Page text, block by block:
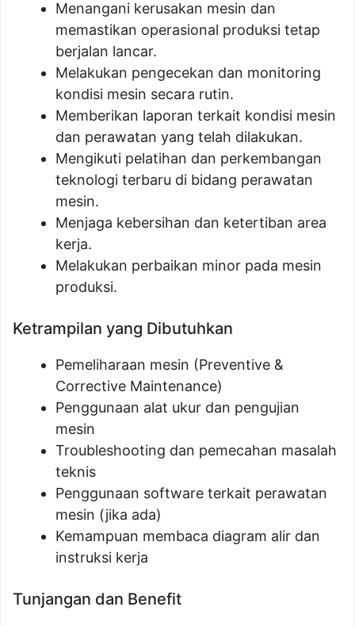
Menangani kerusakan mesin dan
memastikan operasional produksi tetap
berjalan lancar.
Melakukan pengecekan dan monitoring
kondisi mesin secara rutin.
Memberikan laporan terkait kondisi mesin
dan perawatan yang telah dilakukan.
Mengikuti pelatihan dan perkembangan
teknologi terbaru di bidang perawatan
mesin.
Menjaga kebersihan dan ketertiban area
kerja.
Melakukan perbaikan minor pada mesin
produksi.
Ketrampilan yang Dibutuhkan
Pemeliharaan mesin (Preventive &
Corrective Maintenance)
Penggunaan alat ukur dan pengujian
mesin
Troubleshooting dan pemecahan masalah
teknis
Penggunaan software terkait perawatan
mesin (jika ada)
Kemampuan membaca diagram alir dan
instruksi kerja
Tunjangan dan Benefit